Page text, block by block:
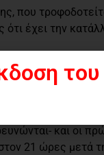
που
ότι έχει την
τον
από τον
και οι
21 ώρες μετά
του